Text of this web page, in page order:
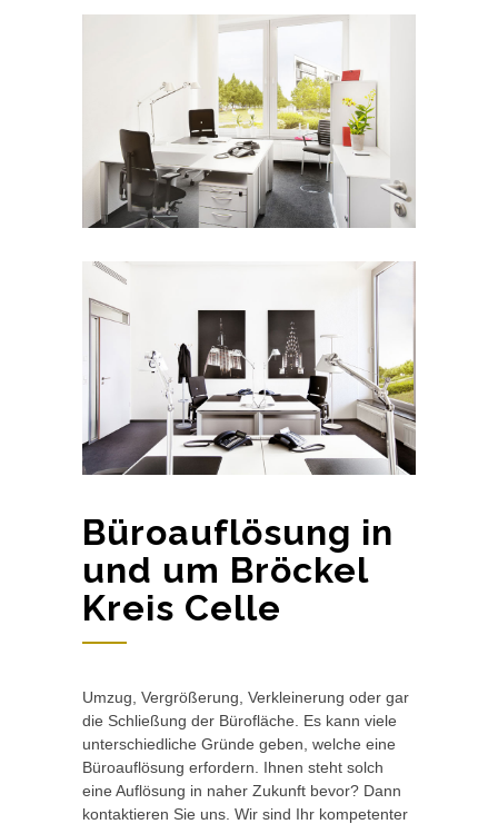
Büroauflösung in
und um Bröckel
Kreis Celle
Umzug, Vergrößerung, Verkleinerung oder gar
die Schließung der Bürofläche. Es kann viele
unterschiedliche Gründe geben, welche eine
Büroauflösung erfordern. Ihnen steht solch
eine Auflösung in naher Zukunft bevor? Dann
kontaktieren Sie uns. Wir sind Ihr kompetenter